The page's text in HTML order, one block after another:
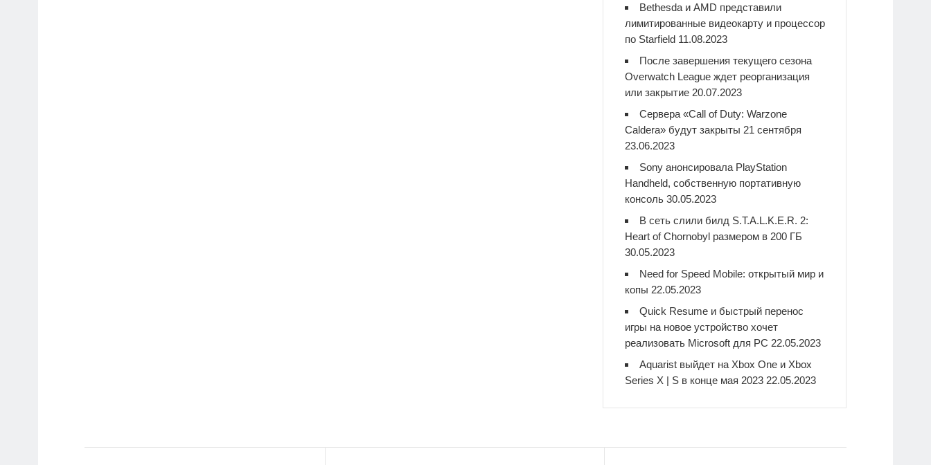
Bethesda и AMD представили
лимитированные видеокарту и процессор
по Starfield 11.08.2023
После завершения текущего сезона
Overwatch League ждет реорганизация
или закрытие 20.07.2023
Сервера «Call of Duty: Warzone
Caldera» будут закрыты 21 сентября
23.06.2023
Sony анонсировала PlayStation
Handheld, собственную портативную
консоль 30.05.2023
В сеть слили билд S.T.A.L.K.E.R. 2:
Heart of Chornobyl размером в 200 ГБ
30.05.2023
Need for Speed Mobile: открытый мир и
копы 22.05.2023
Quick Resume и быстрый перенос
игры на новое устройство хочет
реализовать Microsoft для PC 22.05.2023
Aquarist выйдет на Xbox One и Xbox
Series X | S в конце мая 2023 22.05.2023